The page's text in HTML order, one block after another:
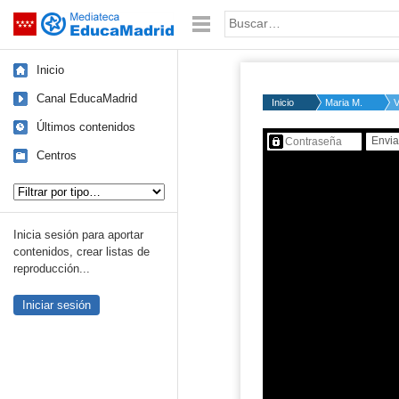
Saltar navegación Palabra o frase:
Inicio
Canal EducaMadrid
Últimos contenidos
Centros
Inicia sesión para aportar
contenidos, crear listas de
reproducción...
Iniciar sesión
Inicio Maria M.
Contenido protegido…